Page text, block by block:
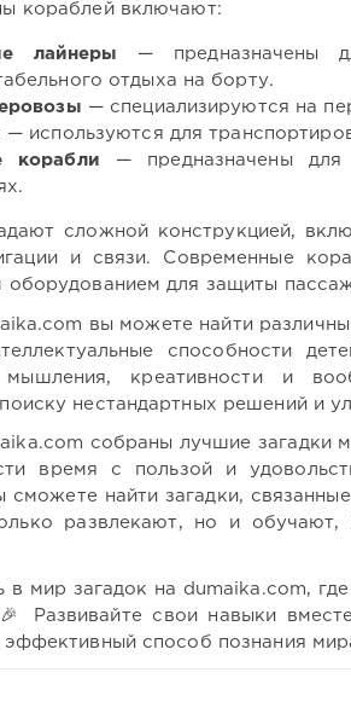
кораблей включают:
лайнеры
— предназначены
отдыха на борту.
— специализируются на
— используются для
корабли — предназначены
сложной конструкцией,
и связи. Современные
оборудованием для защиты
вы можете найти
способности
мышления, креативности и
нестандартных решений и
собраны лучшие загадки
время с пользой и
сможете найти загадки,
развлекают, но и
в мир загадок на dumaika.com,
Развивайте свои навыки
эффективный способ познания